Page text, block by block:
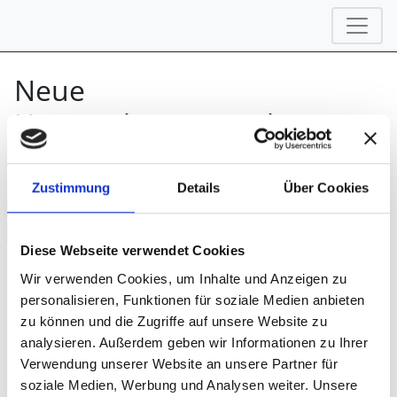
Zustimmung Details Über Cookies
Diese Webseite verwendet Cookies
Wir verwenden Cookies, um Inhalte und Anzeigen zu
personalisieren, Funktionen für soziale Medien anbieten
zu können und die Zugriffe auf unsere Website zu
analysieren. Außerdem geben wir Informationen zu Ihrer
Verwendung unserer Website an unsere Partner für
soziale Medien, Werbung und Analysen weiter. Unsere
Neue
Unternehmensstruktur
1. April 2022
Die vivawasser.de AG hat sich umformiert zur viva-
service AG. Dadurch werden nun Dienstleistungen
im Bereich Messsebau und Gastronomie angeboten.
Diese sind in zwei Geschäftszweigen untergebracht.